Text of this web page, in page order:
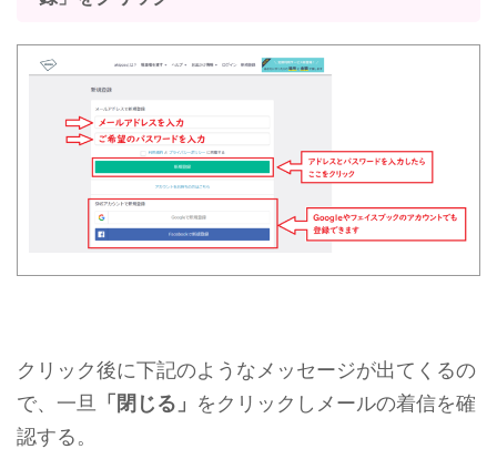
クリック後に下記のようなメッセージが出てくるの
で、一旦
「閉じる」 をクリックしメールの着信を確
認する。